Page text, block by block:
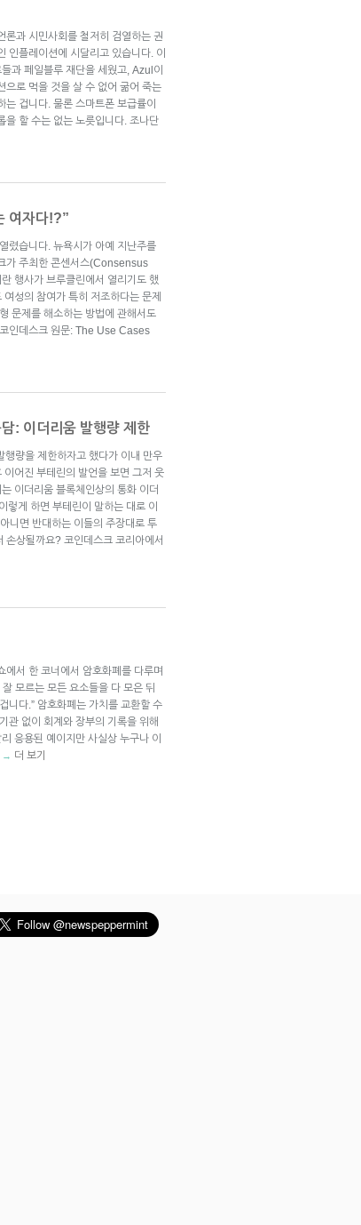
론과 시민사회를 철저히 검열하는 권
인플레이션에 시달리고 있습니다. 이
과 페일블루 재단을 세웠고, Azul이
으로 먹을 것을 살 수 없어 굶어 죽는
겁니다. 물론 스마트폰 보급률이
을 할 수는 없는 노릇입니다. 조나단
여자다!?”
렸습니다. 뉴욕시가 아예 지난주를
가 주최한 콘센서스(Consensus
행사가 브루클린에서 열리기도 했
성의 참여가 특히 저조하다는 문제
문제를 해소하는 방법에 관해서도
인데스크 원문: The Use Cases
: 이더리움 발행량 제한
량을 제한하자고 했다가 이내 만우
어진 부테린의 발언을 보면 그저 웃
이더리움 블록체인상의 통화 이더
게 하면 부테린이 말하는 대로 이
니면 반대하는 이들의 주장대로 투
상될까요? 코인데스크 코리아에서
에서 한 코너에서 암호화폐를 다루며
모르는 모든 요소들을 다 모은 뒤
니다.” 암호화폐는 가치를 교환할 수
관 없이 회계와 장부의 기록을 위해
응용된 예이지만 사실상 누구나 이
→ 더 보기